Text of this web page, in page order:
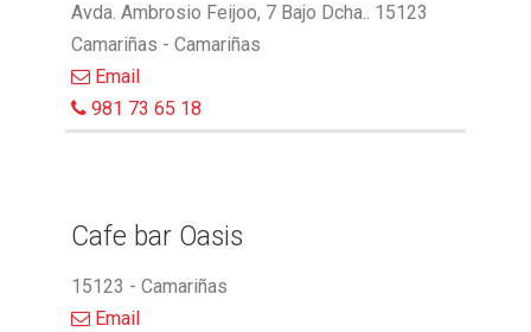
Avda. Ambrosio Feijoo, 7 Bajo Dcha.. 15123
Camariñas - Camariñas
Email
981 73 65 18
Cafe bar Oasis
15123 - Camariñas
Email